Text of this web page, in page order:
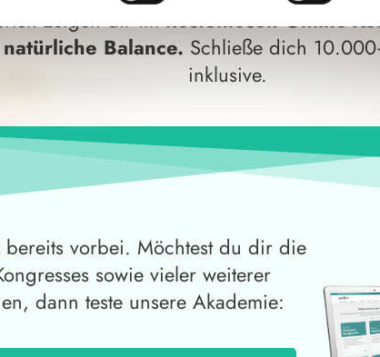
zeigen dir imkostenlosen Online-
Balance. Schließe dich
inklusive.
bereits vorbei. Möchtest du dir die
sowie vieler weiterer
dann teste unsere Akademie: